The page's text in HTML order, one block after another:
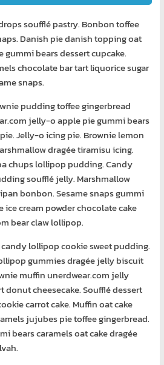
soufflé pastry. Bonbon toffee
Danish pie danish topping oat
gummi bears dessert cupcake.
chocolate bar tart liquorice sugar
snaps.
pudding toffee gingerbread
jelly-o apple pie gummi bears
Jelly-o icing pie. Brownie lemon
dragée tiramisu icing.
chups lollipop pudding. Candy
soufflé jelly. Marshmallow
bonbon. Sesame snaps gummi
cream powder chocolate cake
bear claw lollipop.
lollipop cookie sweet pudding.
gummies dragée jelly biscuit
muffin unerdwear.com jelly
donut cheesecake. Soufflé dessert
carrot cake. Muffin oat cake
jujubes pie toffee gingerbread.
bears caramels oat cake dragée